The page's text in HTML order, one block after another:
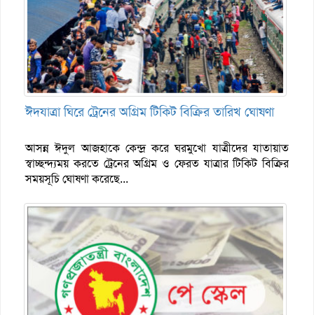
ঈদযাত্রা ঘিরে ট্রেনের অগ্রিম টিকিট বিক্রির তারিখ ঘোষণা
আসন্ন ঈদুল আজহাকে কেন্দ্র করে ঘরমুখো যাত্রীদের যাতায়াত
স্বাচ্ছন্দ্যময় করতে ট্রেনের অগ্রিম ও ফেরত যাত্রার টিকিট বিক্রির
সময়সূচি ঘোষণা করেছে...